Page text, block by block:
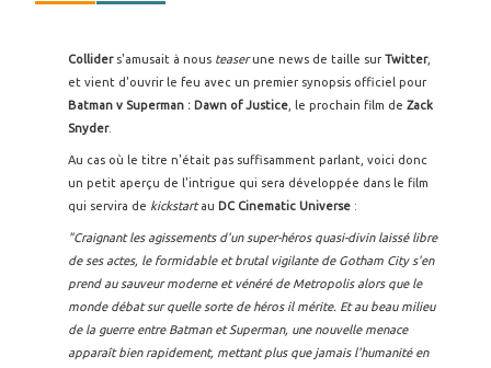
Collider s'amusait à nous teaserune news de taille surTwitter,
et vient d'ouvrir le feu avec un premier synopsis officiel pour
Batman v Superman : Dawn of Justice , le prochain film de Zack
Snyder.
Au cas où le titre n'était pas suffisamment parlant, voici donc
un petit aperçu de l'intrigue qui sera développée dans le film
qui servira de kickstartau DC Cinematic Universe :
"Craignant les agissements d'un super-héros quasi-divin laissé libre
de ses actes, le formidable et brutal vigilante de Gotham City s'en
prend au sauveur moderne et vénéré de Metropolis alors que le
monde débat sur quelle sorte de héros il mérite. Et au beau milieu
de la guerre entre Batman et Superman, une nouvelle menace
apparaît bien rapidement, mettant plus que jamais l'humanité en